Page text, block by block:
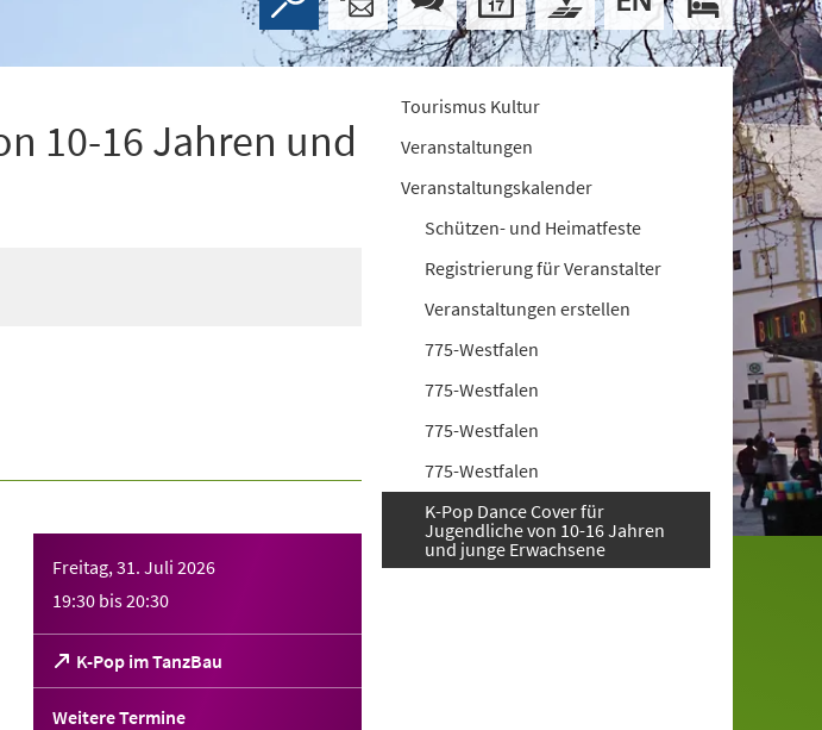
10-16 Jahren und
Freitag, 31. Juli 2026
19:30 bis20:30
K-Pop im TanzBau
(Öffnet
in
einem
Weitere Termine
Tourismus Kultur
Veranstaltungen
Veranstaltungskalender
Schützen- und Heimatfeste
Registrierung für Veranstalter
Veranstaltungen erstellen
775-Westfalen
775-Westfalen
775-Westfalen
775-Westfalen
K-Pop Dance Cover für
Jugendliche von 10-16 Jahren
und junge Erwachsene